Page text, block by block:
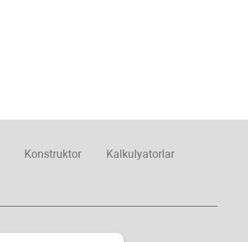
Konstruktor Kalkulyatorlar